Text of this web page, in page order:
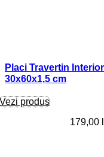
Placi Travertin
30x60x1,5 cm
Vezi produs
179,00